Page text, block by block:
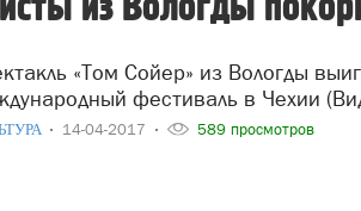
фестиваль в Чехии
14-04-2017 589 просмотров